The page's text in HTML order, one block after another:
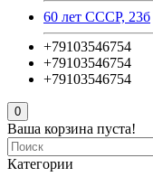
60 лет СССР, 23б
+79103546754
+79103546754
+79103546754
0
Ваша корзина пуста!
Категории